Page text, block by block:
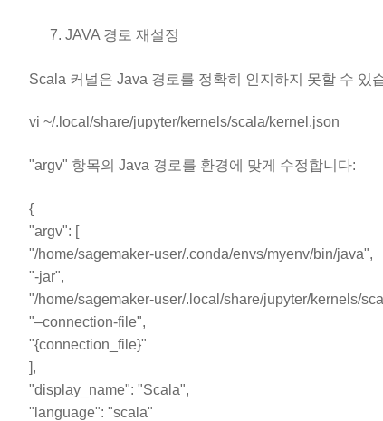
JAVA 경로 재설정
Scala 커널은 Java 경로를 정확히 인지하지 못할 수 있
vi ~/.local/share/jupyter/kernels/scala/kernel.json
"argv" 항목의 Java 경로를 환경에 맞게 수정합니다:
{
"argv": [
"/home/sagemaker-user/.conda/envs/myenv/bin/java",
"-jar",
"/home/sagemaker-user/.local/share/jupyter/kernels/
"–connection-file",
"{connection_file}"
],
"display_name": "Scala",
"language": "scala"